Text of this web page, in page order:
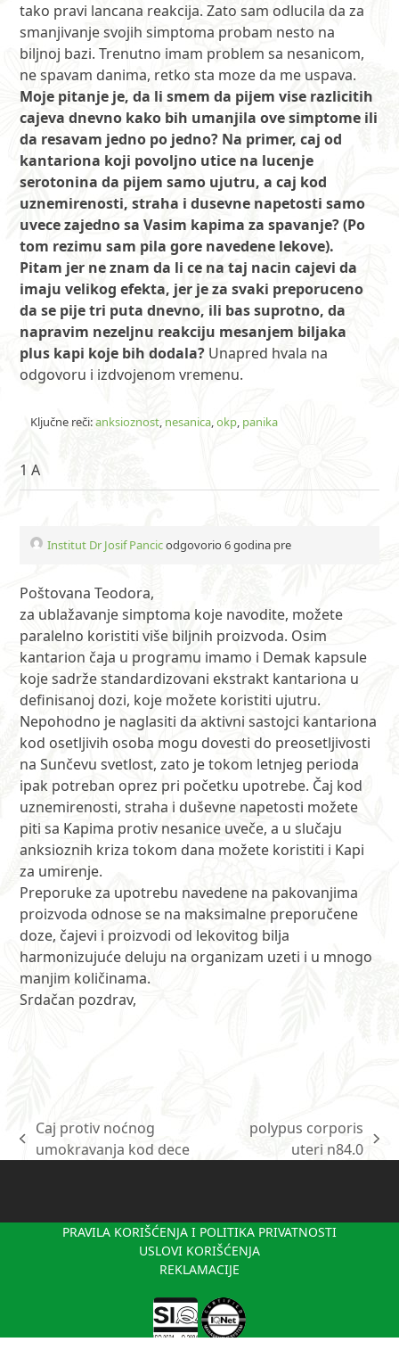
tako pravi lancana reakcija. Zato sam odlucila da za
smanjivanje svojih simptoma probam nesto na
biljnoj bazi. Trenutno imam problem sa nesanicom,
ne spavam danima, retko sta moze da me uspava.
Moje pitanje je, da li smem da pijem vise razlicitih
cajeva dnevno kako bih umanjila ove simptome ili
da resavam jedno po jedno? Na primer, caj od
kantariona koji povoljno utice na lucenje
serotonina da pijem samo ujutru, a caj kod
uznemirenosti, straha i dusevne napetosti samo
uvece zajedno sa Vasim kapima za spavanje? (Po
tom rezimu sam pila gore navedene lekove).
Pitam jer ne znam da li ce na taj nacin cajevi da
imaju velikog efekta, jer je za svaki preporuceno
da se pije tri puta dnevno, ili bas suprotno, da
napravim nezeljnu reakciju mesanjem biljaka
plus kapi koje bih dodala? Unapred hvala na
odgovoru i izdvojenom vremenu.
Ključne reči:anksioznost, nesanica,okp, panika
1 A
Institut Dr Josif Pancicodgovorio 6 godina pre
Poštovana Teodora,
za ublažavanje simptoma koje navodite, možete
paralelno koristiti više biljnih proizvoda. Osim
kantarion čaja u programu imamo i Demak kapsule
koje sadrže standardizovani ekstrakt kantariona u
definisanoj dozi, koje možete koristiti ujutru.
Nepohodno je naglasiti da aktivni sastojci kantariona
kod osetljivih osoba mogu dovesti do preosetljivosti
na Sunčevu svetlost, zato je tokom letnjeg perioda
ipak potreban oprez pri početku upotrebe. Čaj kod
uznemirenosti, straha i duševne napetosti možete
piti sa Kapima protiv nesanice uveče, a u slučaju
anksioznih kriza tokom dana možete koristiti i Kapi
za umirenje.
Preporuke za upotrebu navedene na pakovanjima
proizvoda odnose se na maksimalne preporučene
doze, čajevi i proizvodi od lekovitog bilja
harmonizujuće deluju na organizam uzeti i u mnogo
manjim količinama.
Srdačan pozdrav,
previous
Caj protiv noćnog
umokravanja kod dece
polypus corporis
uteri n84.0
PRAVILA KORIŠĆENJA I POLITIKA PRIVATNOSTI
USLOVI KORIŠĆENJA
REKLAMACIJE